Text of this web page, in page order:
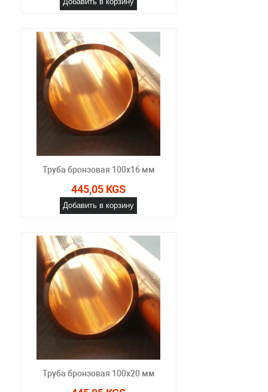
Труба бронзовая 100x16 мм
445,05 KGS
Добавить в корзину
Труба бронзовая 100x20 мм